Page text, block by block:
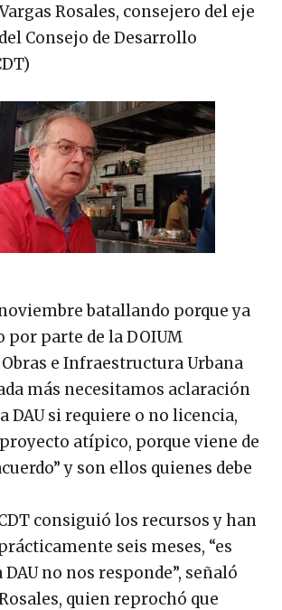
Rosales, consejero del eje
Consejo de Desarrollo
batallando porque ya
por parte de la DOIUM
e Infraestructura Urbana
más necesitamos aclaración
DAU si requiere o no licencia,
atípico, porque viene de
y son ellos quienes debe
consiguió los recursos y han
seis meses, “es
no nos responde”, señaló
quien reprochó que